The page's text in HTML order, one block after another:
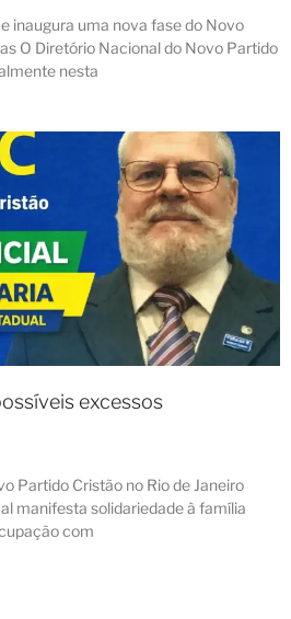
inaugura uma nova fase do Novo
O Diretório Nacional do Novo Partido
nesta
excessos
Partido Cristão no Rio de Janeiro
manifesta solidariedade à família
com